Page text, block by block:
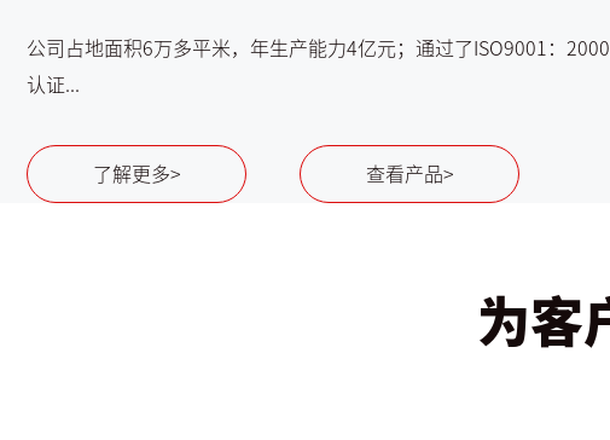
公司占地面积6万多平米，年生产能力4亿元；通过了ISO9001：
认证...
了解更多> 查看产品>
为客